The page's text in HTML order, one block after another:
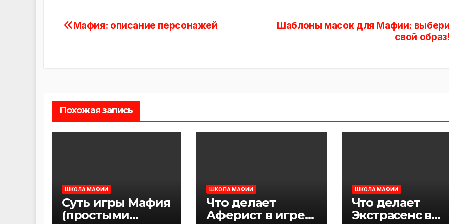
Навигация
записям
Шаблоны масок для Мафии:
свой
Мафия: описание персонажей
Похожая запись
ШКОЛА МАФИИ
Суть игры Мафия
(простыми
ШКОЛА МАФИИ
Что делает
Аферист в игре
ШКОЛА МАФИИ
Что делает
Экстрасенс в